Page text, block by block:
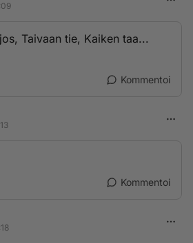
Taivaan tie, Kaiken taa...
Kommentoi
Kommentoi